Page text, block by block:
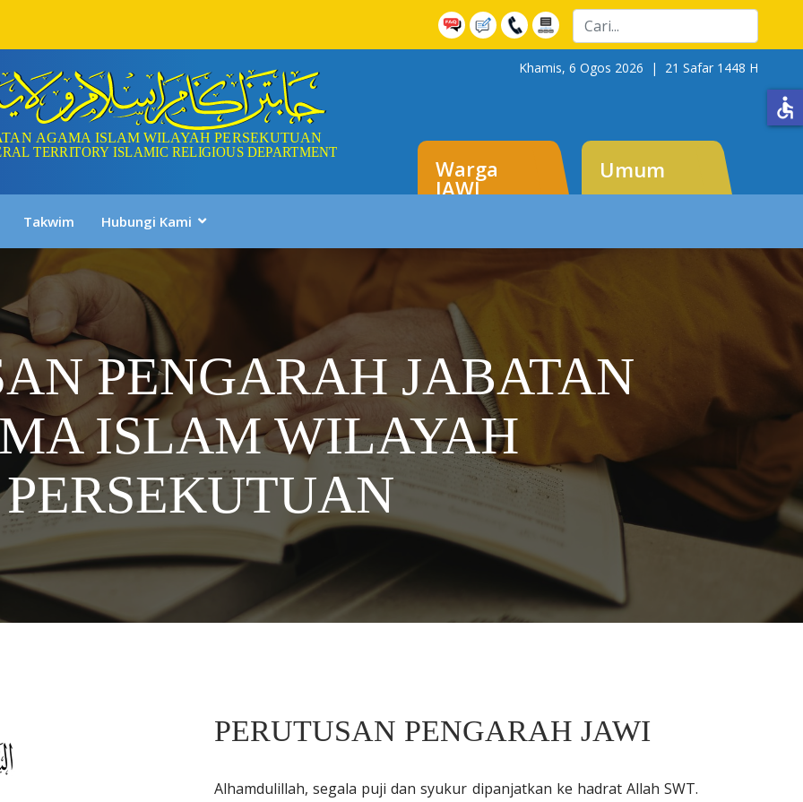
Cari
Khamis, 6 Ogos 2026 | 21 Safar 1448 H
Warga
JAWI
Umum
Takwim Hubungi Kami
PENGARAH JABATAN
ISLAM WILAYAH
PERSEKUTUAN
PERUTUSAN PENGARAH JAWI
Alhamdulillah, segala puji dan syukur dipanjatkan ke hadrat Allah SWT.
accessible